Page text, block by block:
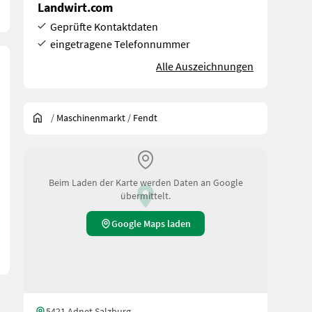
Landwirt.com
Geprüfte Kontaktdaten
eingetragene Telefonnummer
Alle Auszeichnungen
/ Maschinenmarkt / Fendt
Beim Laden der Karte werden Daten an Google
übermittelt.
Google Maps laden